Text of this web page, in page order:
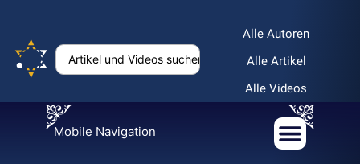
Alle Autoren
Alle Artikel
Alle Videos
Mobile Navigation